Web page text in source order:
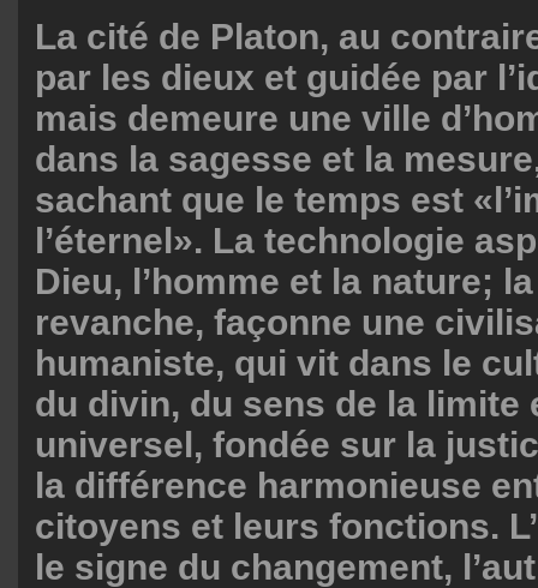
La cité de Platon, au
par les dieux et guidée par
mais demeure une ville
dans la sagesse et la
sachant que le temps est
l’éternel». La technologie
Dieu, l’homme et la nature;
revanche, façonne une
humaniste, qui vit dans le
du divin, du sens de la limite
universel, fondée sur la
la différence harmonieuse
citoyens et leurs fonctions.
le signe du changement,